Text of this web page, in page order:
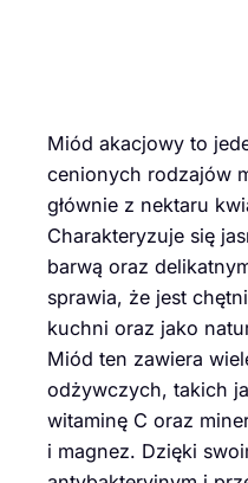
Miód akacjowy to
cenionych rodzajów
głównie z nektaru
Charakteryzuje się
barwą oraz
sprawia, że jest
kuchni oraz jako
Miód ten zawiera
odżywczych, takich
witaminę C oraz
i magnez. Dzięki